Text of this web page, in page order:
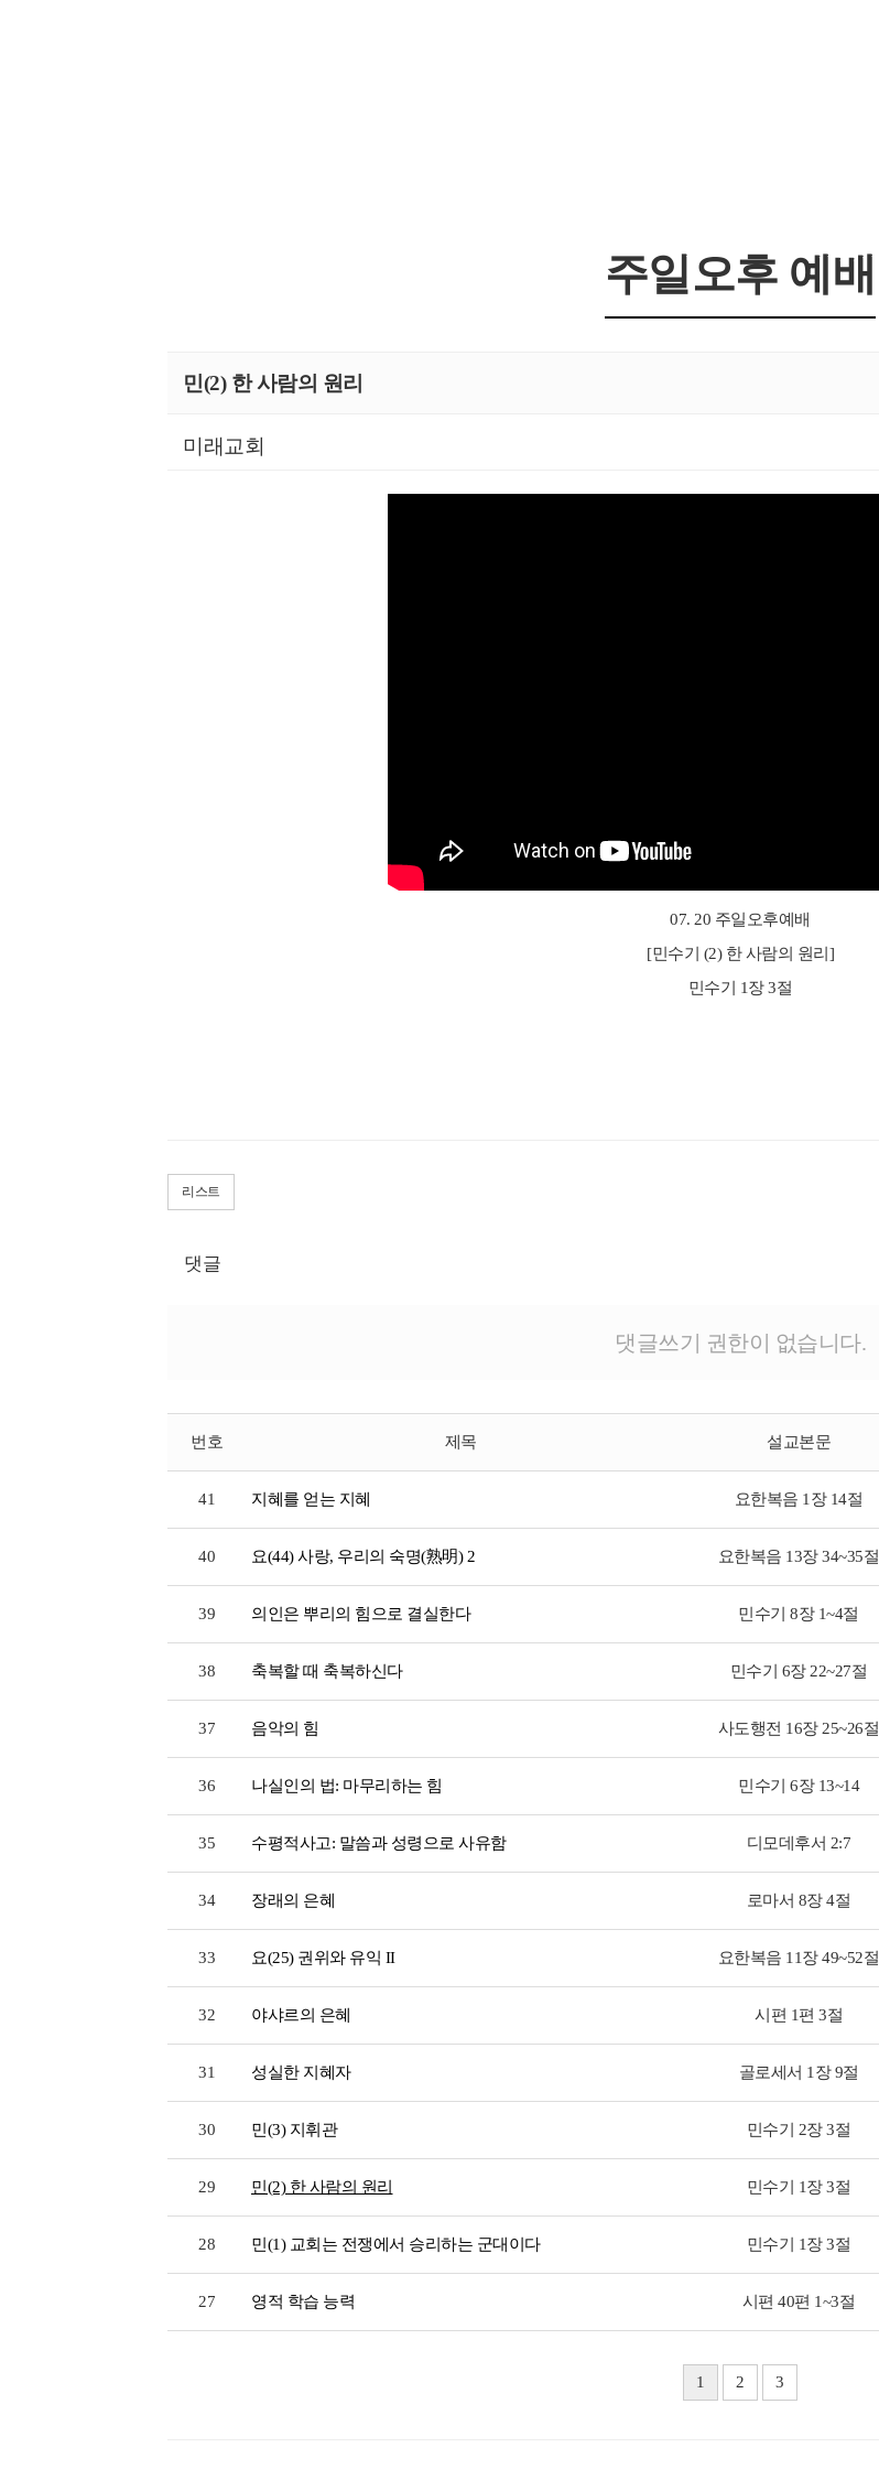
주일오후 예배
민(2) 한 사람의 원리
미래교회
07. 20 주일오후예배
[민수기 (2) 한 사람의 원리]
민수기 1장 3절
리스트
댓글
댓글쓰기 권한이 없습니다.
번호 제목 설교본문
41 지혜를 얻는 지혜 요한복음 1장 14절
40 요(44) 사랑, 우리의 숙명(熟明) 2 요한복음 13장 34~35절
39 의인은 뿌리의 힘으로 결실한다 민수기 8장 1~4절
38 축복할 때 축복하신다 민수기 6장 22~27절
37 음악의 힘 사도행전 16장 25~26절
36 나실인의 법: 마무리하는 힘 민수기 6장 13~14
35 수평적사고: 말씀과 성령으로 사유함 디모데후서 2:7
34 장래의 은혜 로마서 8장 4절
33 요(25) 권위와 유익 II 요한복음 11장 49~52절
32 야샤르의 은혜 시편 1편 3절
31 성실한 지혜자 골로세서 1장 9절
30 민(3) 지휘관 민수기 2장 3절
29 민(2) 한 사람의 원리 민수기 1장 3절
28 민(1) 교회는 전쟁에서 승리하는 군대이다 민수기 1장 3절
27 영적 학습 능력 시편 40편 1~3절
1 2 3